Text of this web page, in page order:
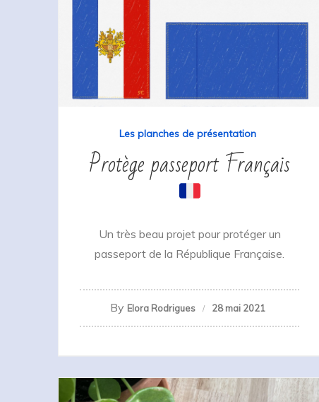
Les planches de présentation
Protège passeport Français
Un très beau projet pour protéger un
passeport de la République Française.
By Elora Rodrigues 28 mai 2021